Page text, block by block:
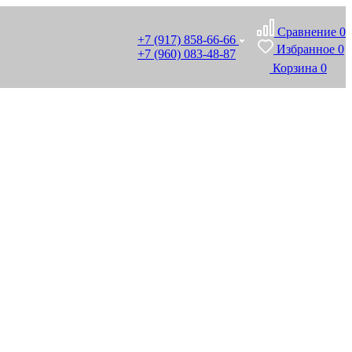
+7 (917) 858-66-66
+7 (960) 083-48-87
Сравнение 0
Избранное 0
Корзина 0